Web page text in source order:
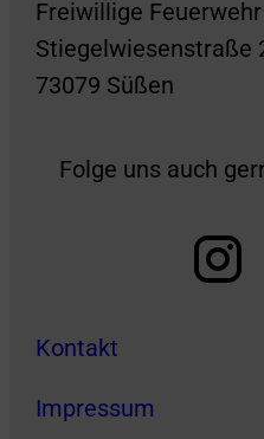
Freiwillige
Stiegelwiesenstraße
73079 Süßen
Folge uns auch
Kontakt
Impressum